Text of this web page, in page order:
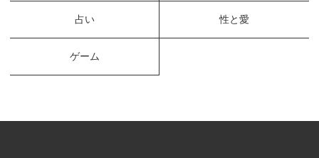
占い 性と愛
ゲーム